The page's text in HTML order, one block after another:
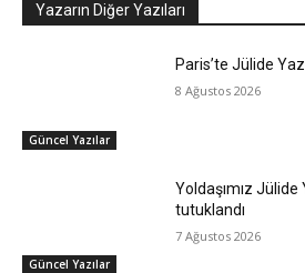
Yazarın Diğer Yazıları
Güncel Yazılar
Paris’te Jülide
8 Ağustos 2026
Güncel Yazılar
Yoldaşımız Jülide
tutuklandı
7 Ağustos 2026